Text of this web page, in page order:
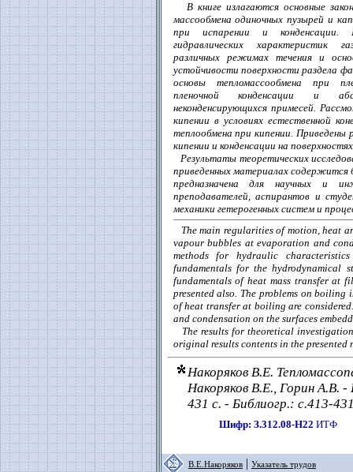
В книге излагаются основные
массообмена одиночных пузырей и
при испарении и конденсации.
гидравлических характеристик
различных режимах течения и
устойчивости поверхности раздела
основы тепломассообмена при
пленочной конденсации и
неконденсирующихся примесей.
кипении в условиях естественной
теплообмена при кипении. Приведены
кипении и конденсации на
Результаты теоретических
приведенных материалах содержится
предназначена для научных и
преподавателей, аспирантов и
механики гетерогенных систем и
The main regularities of motion, heat
vapour bubbles at evaporation and
methods for hydraulic
fundamentals for the hydrodynamical
fundamentals of heat mass transfer at
presented also. The problems on
of heat transfer at boiling are
and condensation on the surfaces
The results for theoretical
original results contents in the presented
Накоряков В.Е.
Накоряков В.Е., Горин А.В.
431 с. - Библиогр.: с.413-
Шифр: З.312.08-Н22 ИТФ
В.Е.Накоряков | Указатель трудов